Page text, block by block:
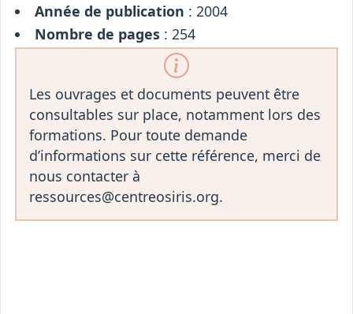
Année de publication : 2004
Nombre de pages: 254
Les ouvrages et documents peuvent être
consultables sur place, notamment lors des
formations. Pour toute demande
d’informations sur cette référence, merci de
nous contacter à
ressources@centreosiris.org.